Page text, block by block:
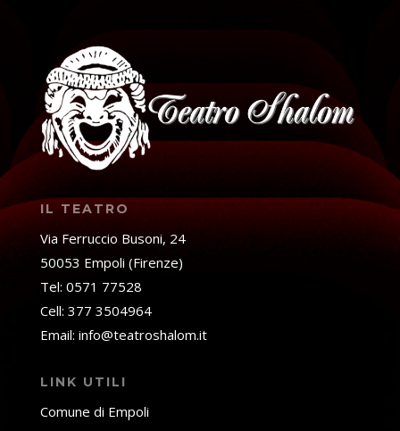
IL TEATRO
Via Ferruccio Busoni, 24
50053 Empoli (Firenze)
Tel: 0571 77528
Cell: 377 3504964
Email: info@teatroshalom.it
LINK UTILI
Comune di Empoli